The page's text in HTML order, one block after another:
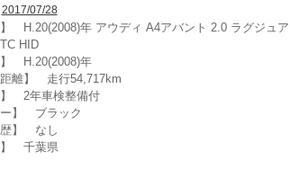
2017/07/28
】 H.20(2008)年 アウディ A4アバント 2.0 ラグジュ
HID
】 H.20(2008)年
距離】 走行54,717km
】 2年車検整備付
ー】 ブラック
歴】 なし
】 千葉県